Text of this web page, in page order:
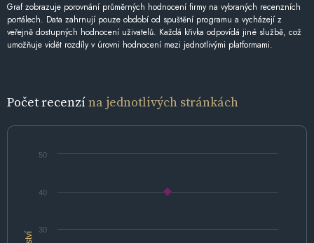
Graf zobrazuje porovnání průměrných hodnocení firmy na vybraných recenzních
portálech. Data zahrnují pouze období od spuštění programu a vycházejí z
veřejně dostupných hodnocení uživatelů. Každá křivka odpovídá jiné službě, což
umožňuje vidět rozdíly v úrovni hodnocení mezi jednotlivými platformami.
Počet recenzína jednotlivých stránkách
30
40
50